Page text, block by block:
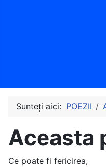
Sunteți aici: POEZII
Aceasta
Ce poate fi fericirea,